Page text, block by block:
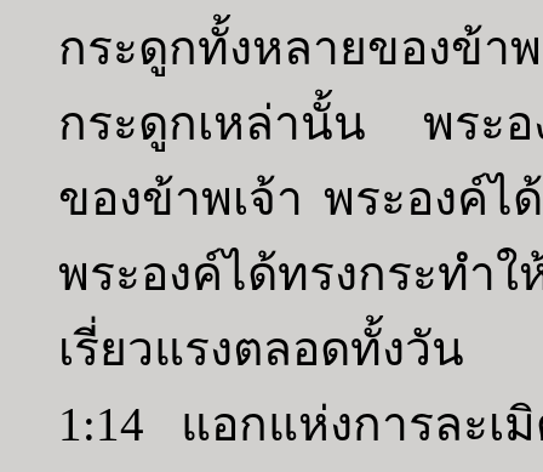
กระดูกทั้งหลายของข้
กระดูกเหล่านั้น พระอ
ของข้าพเจ้า พระองค์ไ
พระองค์ได้ทรงกระทำใ
เรี่ยวแรงตลอดทั้งวัน
1:14 แอกแห่งการละเ